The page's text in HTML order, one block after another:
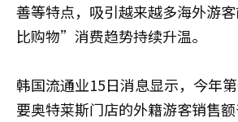
善等特点，吸引越来越多海外游
比购物”消费趋势持续升温。
韩国流通业15日消息显示，今年
要奥特莱斯门店的外籍游客销售